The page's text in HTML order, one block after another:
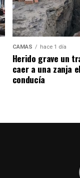
CAMAS hace 1 día
Herido grave un
caer a una zanja
conducía